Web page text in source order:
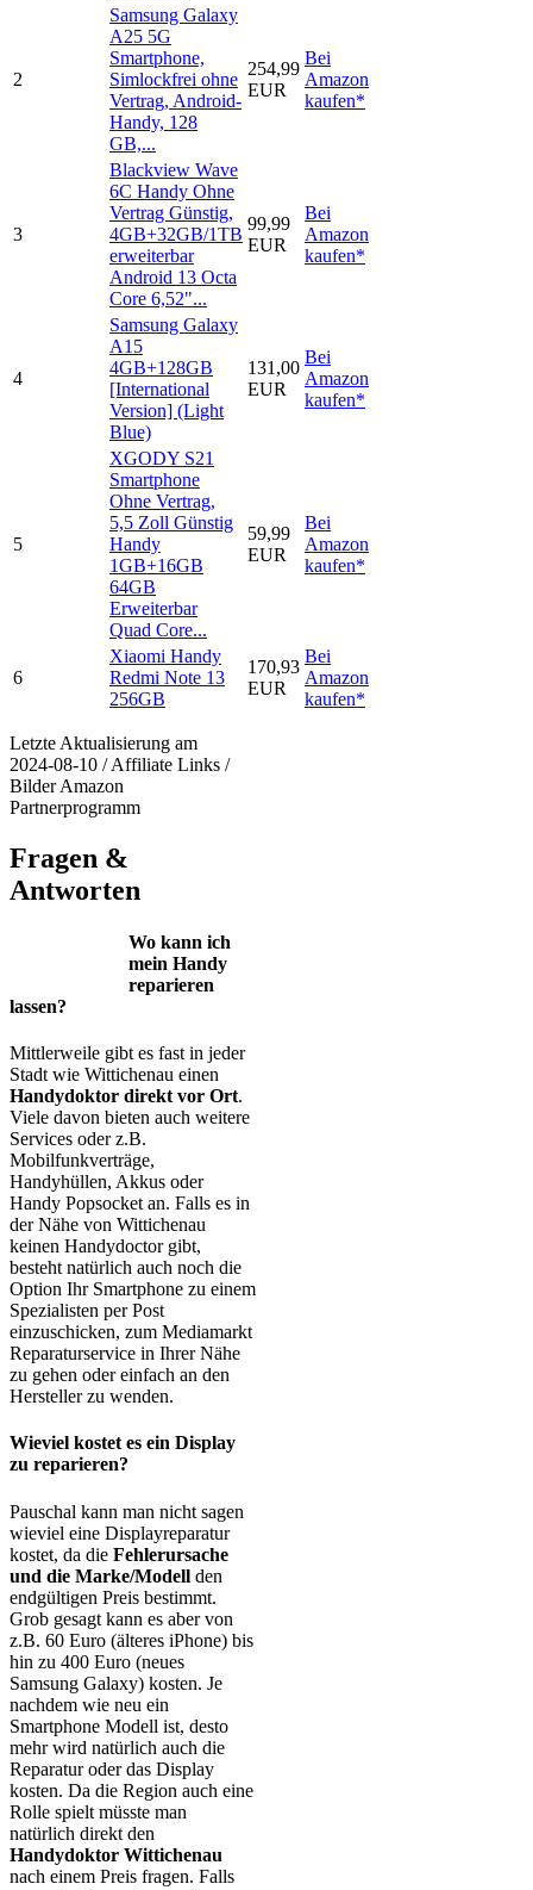
2
Samsung Galaxy
A25 5G
Smartphone,
Simlockfrei ohne
Vertrag, Android-
Handy, 128
GB,...
254,99
EUR
Bei
Amazon
kaufen*
3
Blackview Wave
6C Handy Ohne
Vertrag Günstig,
4GB+32GB/1TB
erweiterbar
Android 13 Octa
Core 6,52"...
99,99
EUR
Bei
Amazon
kaufen*
4
Samsung Galaxy
A15
4GB+128GB
[International
Version] (Light
Blue)
131,00
EUR
Bei
Amazon
kaufen*
5
XGODY S21
Smartphone
Ohne Vertrag,
5,5 Zoll Günstig
Handy
1GB+16GB
64GB
Erweiterbar
Quad Core...
59,99
EUR
Bei
Amazon
kaufen*
6
Xiaomi Handy
Redmi Note 13
256GB
170,93
EUR
Bei
Amazon
kaufen*
Letzte Aktualisierung am
2024-08-10 / Affiliate Links /
Bilder Amazon
Partnerprogramm
Fragen &
Antworten
Wo kann ich
mein Handy
reparieren
lassen?
Mittlerweile gibt es fast in jeder
Stadt wie Wittichenau einen
Handydoktor direkt vor Ort.
Viele davon bieten auch weitere
Services oder z.B.
Mobilfunkverträge,
Handyhüllen, Akkus oder
Handy Popsocket an. Falls es in
der Nähe von Wittichenau
keinen Handydoctor gibt,
besteht natürlich auch noch die
Option Ihr Smartphone zu einem
Spezialisten per Post
einzuschicken, zum Mediamarkt
Reparaturservice in Ihrer Nähe
zu gehen oder einfach an den
Hersteller zu wenden.
Wieviel kostet es ein Display
zu reparieren?
Pauschal kann man nicht sagen
wieviel eine Displayreparatur
kostet, da die Fehlerursache
und die Marke/Modell den
endgültigen Preis bestimmt.
Grob gesagt kann es aber von
z.B. 60 Euro (älteres iPhone) bis
hin zu 400 Euro (neues
Samsung Galaxy) kosten. Je
nachdem wie neu ein
Smartphone Modell ist, desto
mehr wird natürlich auch die
Reparatur oder das Display
kosten. Da die Region auch eine
Rolle spielt müsste man
natürlich direkt den
Handydoktor Wittichenau
nach einem Preis fragen. Falls